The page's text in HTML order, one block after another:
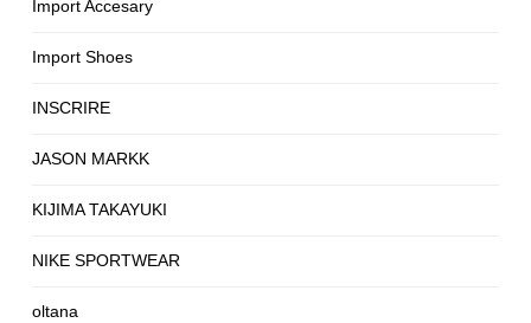
Import Accesary
Import Shoes
INSCRIRE
JASON MARKK
KIJIMA TAKAYUKI
NIKE SPORTWEAR
oltana